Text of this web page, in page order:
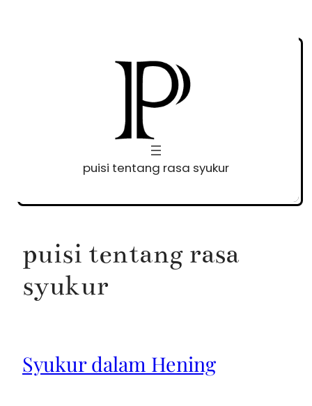
puisi tentang rasa syukur
puisi tentang rasa
syukur
Syukur dalam Hening